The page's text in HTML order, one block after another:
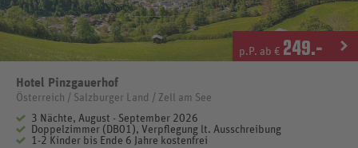
p.P. ab € 249.-
Hotel Pinzgauerhof
Österreich / Salzburger Land / Zell am See
3 Nächte, August - September 2026
Doppelzimmer (DB01), Verpflegung lt. Ausschreibung
1-2 Kinder bis Ende 6 Jahre kostenfrei